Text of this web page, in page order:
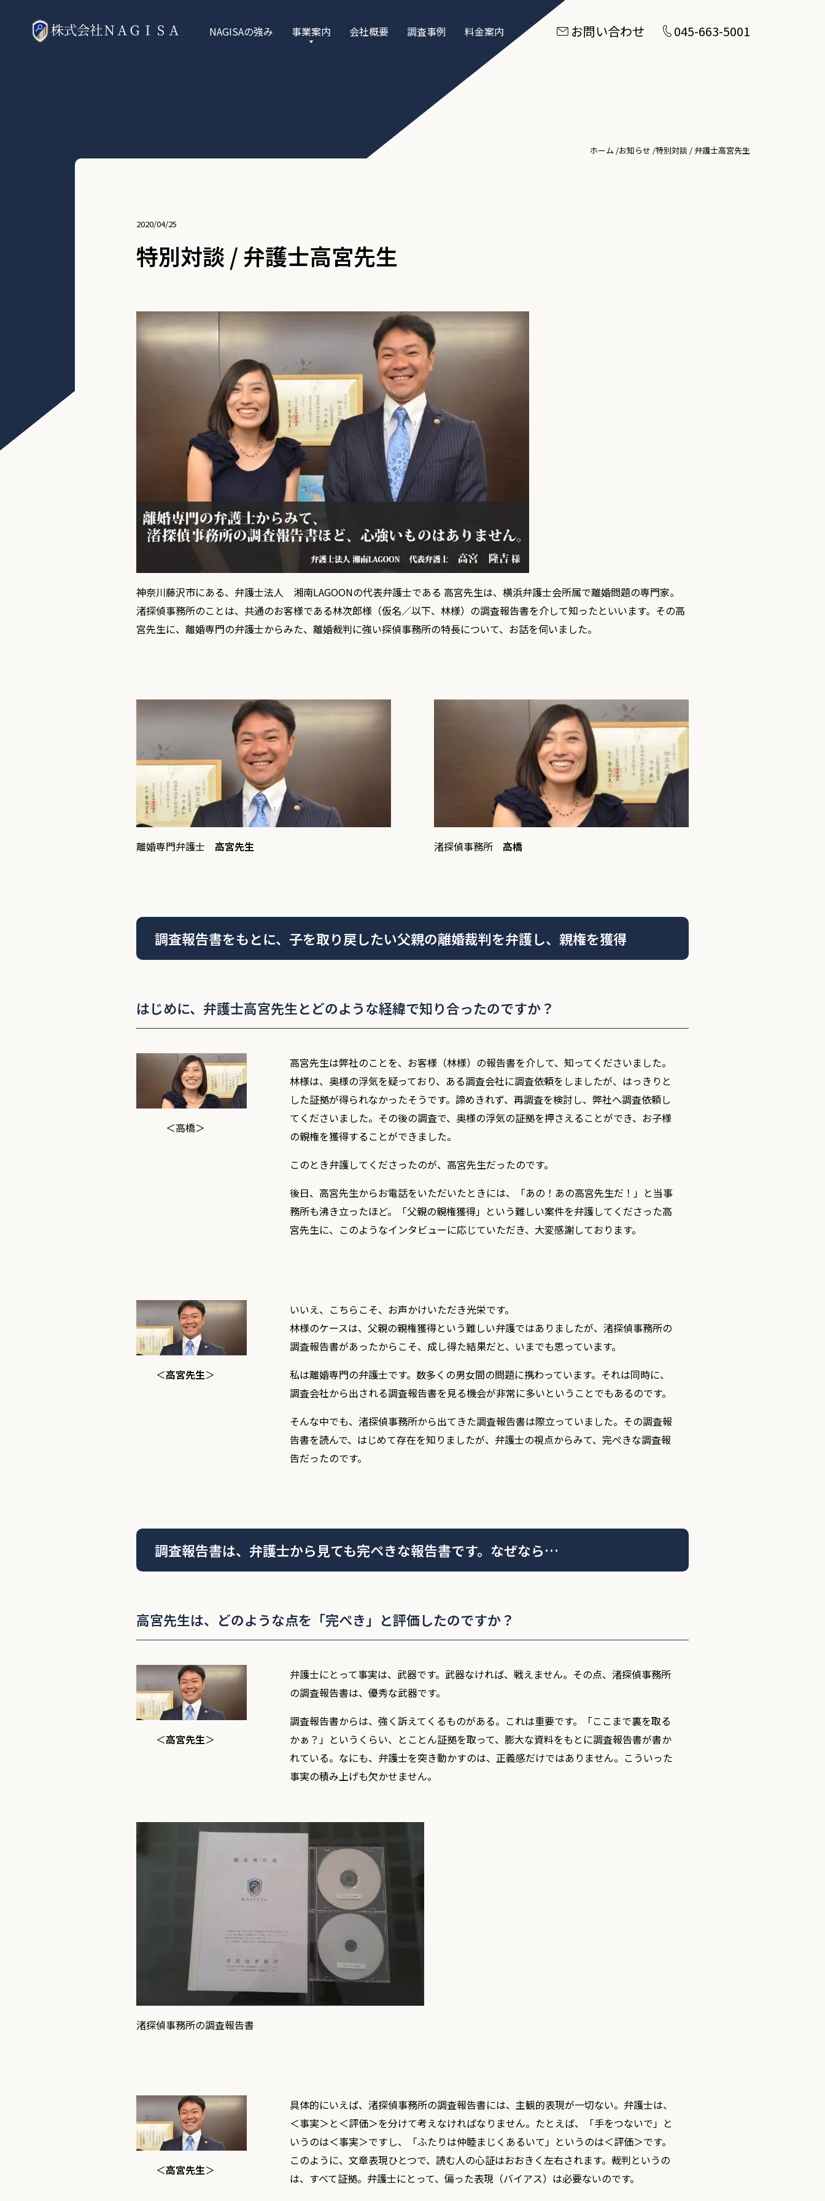
NAGISAの強み 事業案内 会社概要 調査事例 料金案内 お問い合わせ 045-663-5001
ホーム /お知らせ /特別対談 / 弁護士高宮先生
2020/04/25
特別対談 / 弁護士高宮先生
神奈川藤沢市にある、弁護士法人 湘南LAGOONの代表弁護士である 高宮先生は、横浜弁護士会所属で離婚問題の専門家。
渚探偵事務所のことは、共通のお客様である林次郎様（仮名／以下、林様）の調査報告書を介して知ったといいます。その高
宮先生に、離婚専門の弁護士からみた、離婚裁判に強い探偵事務所の特長について、お話を伺いました。
離婚専門弁護士 高宮先生 渚探偵事務所 高橋
調査報告書をもとに、子を取り戻したい父親の離婚裁判を弁護し、親権を獲得
はじめに、弁護士高宮先生とどのような経緯で知り合ったのですか？
＜高橋＞
高宮先生は弊社のことを、お客様（林様）の報告書を介して、知ってくださいました。
林様は、奥様の浮気を疑っており、ある調査会社に調査依頼をしましたが、はっきりと
した証拠が得られなかったそうです。諦めきれず、再調査を検討し、弊社へ調査依頼し
てくださいました。その後の調査で、奥様の浮気の証拠を押さえることができ、お子様
の親権を獲得することができました。
このとき弁護してくださったのが、高宮先生だったのです。
後日、高宮先生からお電話をいただいたときには、「あの！あの高宮先生だ！」と当事
務所も沸き立ったほど。「父親の親権獲得」という難しい案件を弁護してくださった高
宮先生に、このようなインタビューに応じていただき、大変感謝しております。
＜高宮先生＞
いいえ、こちらこそ、お声かけいただき光栄です。
林様のケースは、父親の親権獲得という難しい弁護ではありましたが、渚探偵事務所の
調査報告書があったからこそ、成し得た結果だと、いまでも思っています。
私は離婚専門の弁護士です。数多くの男女間の問題に携わっています。それは同時に、
調査会社から出される調査報告書を見る機会が非常に多いということでもあるのです。
そんな中でも、渚探偵事務所から出てきた調査報告書は際立っていました。その調査報
告書を読んで、はじめて存在を知りましたが、弁護士の視点からみて、完ぺきな調査報
告だったのです。
調査報告書は、弁護士から見ても完ぺきな報告書です。なぜなら…
高宮先生は、どのような点を「完ぺき」と評価したのですか？
＜高宮先生＞
弁護士にとって事実は、武器です。武器なければ、戦えません。その点、渚探偵事務所
の調査報告書は、優秀な武器です。
調査報告書からは、強く訴えてくるものがある。これは重要です。「ここまで裏を取る
かぁ？」というくらい、とことん証拠を取って、膨大な資料をもとに調査報告書が書か
れている。なにも、弁護士を突き動かすのは、正義感だけではありません。こういった
事実の積み上げも欠かせません。
渚探偵事務所の調査報告書
＜高宮先生＞
具体的にいえば、渚探偵事務所の調査報告書には、主観的表現が一切ない。弁護士は、
＜事実＞と＜評価＞を分けて考えなければなりません。たとえば、「手をつないで」と
いうのは＜事実＞ですし、「ふたりは仲睦まじくあるいて」というのは＜評価＞です。
このように、文章表現ひとつで、読む人の心証はおおきく左右されます。裁判というの
は、すべて証拠。弁護士にとって、偏った表現（バイアス）は必要ないのです。